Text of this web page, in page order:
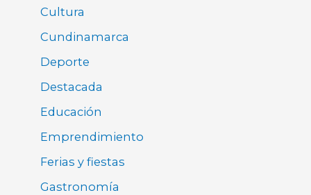
Cultura
Cundinamarca
Deporte
Destacada
Educación
Emprendimiento
Ferias y fiestas
Gastronomía